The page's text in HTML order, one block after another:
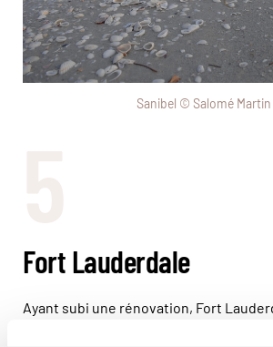
Sanibel © Salomé Martin
Fort Lauderdale
Ayant subi une rénovation, Fort